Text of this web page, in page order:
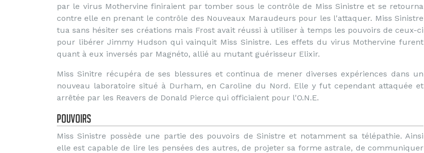
par le virus Mothervine finiraient par tomber sous le contrôle de Miss Sinistre et se retourna
contre elle en prenant le contrôle des Nouveaux Maraudeurs pour les l'attaquer. Miss Sinistre
tua sans hésiter ses créations mais Frost avait réussi à utiliser à temps les pouvoirs de ceux-ci
pour libérer Jimmy Hudson qui vainquit Miss Sinistre. Les effets du virus Mothervine furent
quant à eux inversés par Magnéto, allié au mutant guérisseur Elixir.
Miss Sinitre récupéra de ses blessures et continua de mener diverses expériences dans un
nouveau laboratoire situé à Durham, en Caroline du Nord. Elle y fut cependant attaquée et
arrêtée par les Reavers de Donald Pierce qui officiaient pour l'O.N.E.
Pouvoirs
Miss Sinistre possède une partie des pouvoirs de Sinistre et notamment sa télépathie. Ainsi
elle est capable de lire les pensées des autres, de projeter sa forme astrale, de communiquer